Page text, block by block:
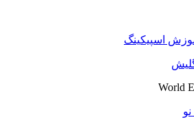
اسپیکینگ
World